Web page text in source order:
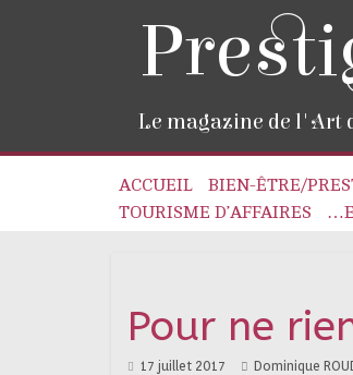
Le magazine de l'Art
ACCUEIL BIEN-ÊTRE/
TOURISME D’AFFAIRES
Pour ne
17 juillet 2017 Dominique